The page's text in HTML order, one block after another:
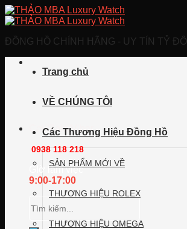
Skip
to
ĐỒNG HỒ CHÍNH HÃNG - UY TÍN TỶ ĐÔ
Call/Zalo/Viber
0938 118 218
GIờ làm việc
9:00-17:00
kiếm:
Trang chủ
VỀ CHÚNG TÔI
Các Thương Hiệu Đồng Hồ
SẢN PHẨM MỚI VỀ
THƯƠNG HIỆU ROLEX
THƯƠNG HIỆU OMEGA